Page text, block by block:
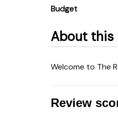
Budget
About this
Welcome to The
Review